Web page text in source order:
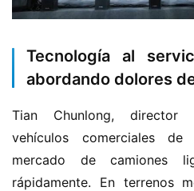
Tecnología al
abordando dolores
Tian Chunlong, director
vehículos comerciales
mercado de camiones
rápidamente. En terrenos